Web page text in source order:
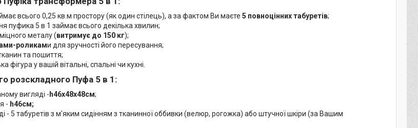
всього 0,25 кв.м простору (як один стілець), а за фактом Ви маєте 5 повноцінних табуретів;
пуфика 5 в 1 займає всього декілька хвилин;
металу (витримує до 150 кг);
роликами для зручності його пересування;
та пошиття;
фігура у вашій вітальні, спальні чи кухні.
розскладного Пуфа 5 в 1:
вигляді - h46х48х48см;
- h46см;
- 5 табуретів з м'яким сидінням з тканинної оббивки (велюр, рогожка) або штучної шкіри (за Вашим